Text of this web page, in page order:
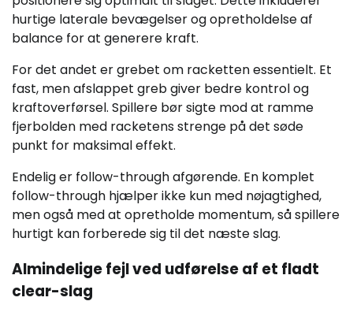
hurtige laterale bevægelser og opretholdelse af
balance for at generere kraft.
For det andet er grebet om racketten essentielt. Et
fast, men afslappet greb giver bedre kontrol og
kraftoverførsel. Spillere bør sigte mod at ramme
fjerbolden med racketens strenge på det søde
punkt for maksimal effekt.
Endelig er follow-through afgørende. En komplet
follow-through hjælper ikke kun med nøjagtighed,
men også med at opretholde momentum, så spillere
hurtigt kan forberede sig til det næste slag.
Almindelige fejl ved udførelse af et fladt
clear-slag